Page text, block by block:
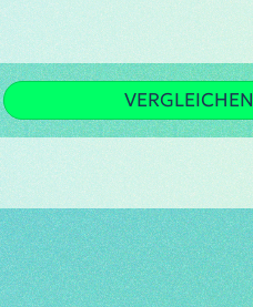
VERGLEICHEN